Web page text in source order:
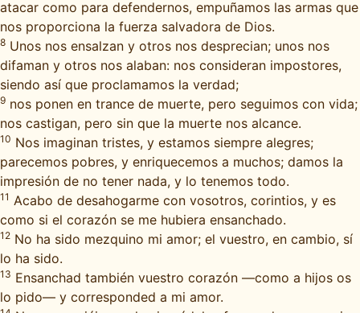
atacar como para defendernos, empuñamos las armas que
nos proporciona la fuerza salvadora de Dios.
8 Unos nos ensalzan y otros nos desprecian; unos nos
difaman y otros nos alaban: nos consideran impostores,
siendo así que proclamamos la verdad;
9 nos ponen en trance de muerte, pero seguimos con vida;
nos castigan, pero sin que la muerte nos alcance.
10 Nos imaginan tristes, y estamos siempre alegres;
parecemos pobres, y enriquecemos a muchos; damos la
impresión de no tener nada, y lo tenemos todo.
11 Acabo de desahogarme con vosotros, corintios, y es
como si el corazón se me hubiera ensanchado.
12 No ha sido mezquino mi amor; el vuestro, en cambio, sí
lo ha sido.
13 Ensanchad también vuestro corazón —como a hijos os
lo pido— y corresponded a mi amor.